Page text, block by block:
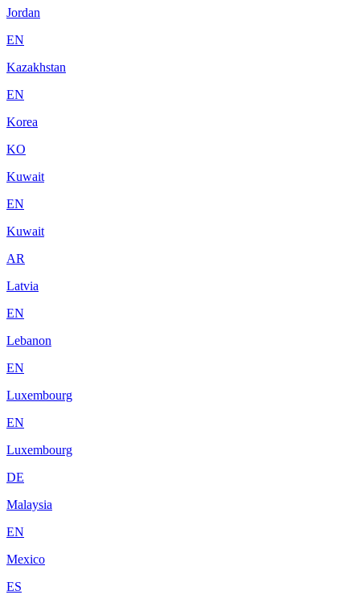
Jordan
EN
Kazakhstan
EN
Korea
KO
Kuwait
EN
Kuwait
AR
Latvia
EN
Lebanon
EN
Luxembourg
EN
Luxembourg
DE
Malaysia
EN
Mexico
ES